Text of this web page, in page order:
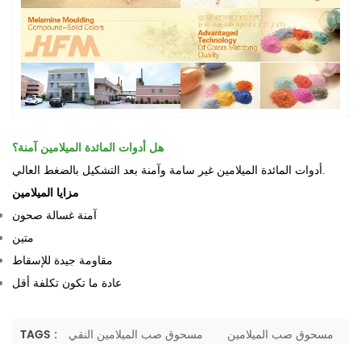
هل أدوات المائدة الميلامين آمنة؟
أدوات المائدة الميلامين غير سامة وآمنة بعد التشكيل بالضغط العالي.
مزايا الميلامين
آمنة غسالة صحون
متين
مقاومة جيدة للإسقاط
عادة ما تكون تكلفة أقل
TAGS : مسحوق صب الميلامين النقي
مسحوق صب الميلامين